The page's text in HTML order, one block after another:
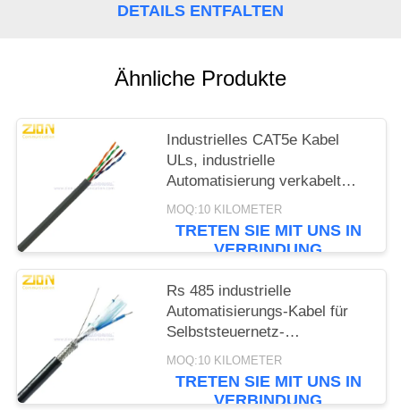
DETAILS ENTFALTEN
Ähnliche Produkte
Industrielles CAT5e Kabel
ULs, industrielle
Automatisierung verkabelt
graue Jacke
MOQ:10 KILOMETER
TRETEN SIE MIT UNS IN
VERBINDUNG
Rs 485 industrielle
Automatisierungs-Kabel für
Selbststeuernetz-
Kommunikation des
Gebäudes
MOQ:10 KILOMETER
TRETEN SIE MIT UNS IN
VERBINDUNG